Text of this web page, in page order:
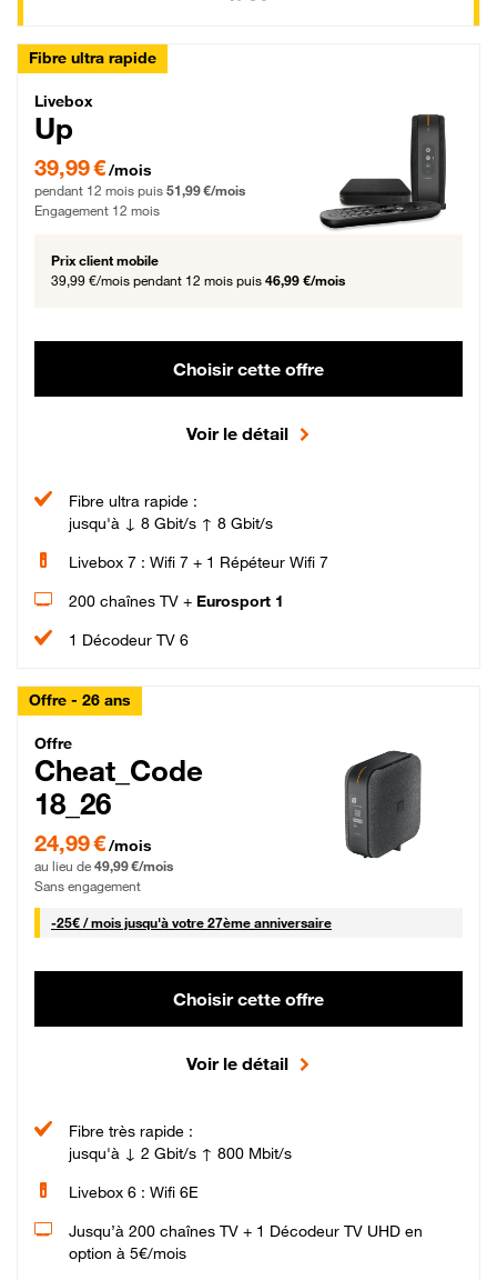
Fibre ultra rapide
Livebox Up Fibre
Livebox
Up
39,99 € par mois pendant 12 mois puis 51,99 € par mois, Engagement 12 mois
39,99 €/mois
pendant 12 mois puis 51,99 €/mois
Engagement 12 mois
Prix client mobile
39,99 €/mois pendant 12 mois puis 46,99 €/mois
Choisir cette offre
Voir le détail
Fibre ultra rapide :
jusqu'à ↓ 8 Gbit/s ↑ 8 Gbit/s
Livebox 7 : Wifi 7 + 1 Répéteur Wifi 7
200 chaînes TV + Eurosport 1
1 Décodeur TV 6
Offre - 26 ans
Cheat_Code Fibre_18_26
Offre
Cheat_Code
18_26
24,99 € par mois pendant 0 mois puis 49,99 € par mois, Sans engagement
24,99 €/mois
au lieu de 49,99 €/mois
Sans engagement
-25€ / mois25 € par mois
jusqu'à votre 27ème anniversaire
Choisir cette offre
Voir le détail
Fibre très rapide :
jusqu'à ↓ 2 Gbit/s ↑ 800 Mbit/s
Livebox 6 : Wifi 6E
Jusqu’à 200 chaînes TV + 1 Décodeur TV UHD en
option à 5€/mois